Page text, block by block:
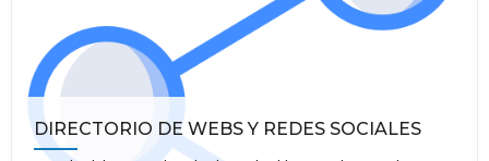
DIRECTORIO DE WEBS Y REDES SOCIALES